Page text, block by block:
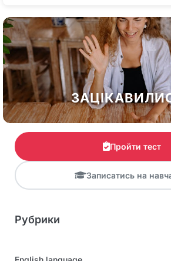
Пройти тест
Записатись на
Рубрики